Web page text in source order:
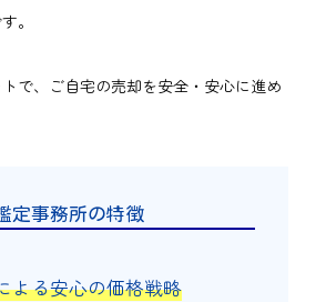
。
で、ご自宅の売却を安全・安心に進め
定事務所の特徴
よる安心の価格戦略